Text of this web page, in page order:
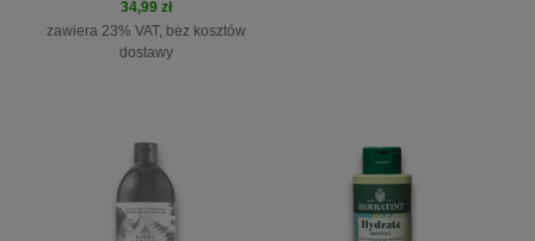
34,99 zł
zawiera 23% VAT, bez kosztów
dostawy
do koszyka